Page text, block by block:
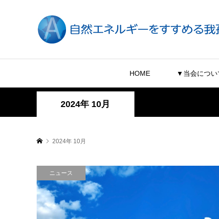
HOME ▼当会につい
2024年 10月
2024年 10月
ニュース